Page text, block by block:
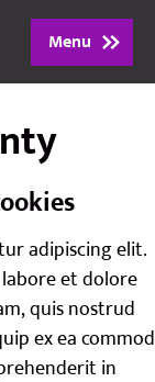
Menu
adipiscing elit.
et dolore
quis nostrud
ex ea
in